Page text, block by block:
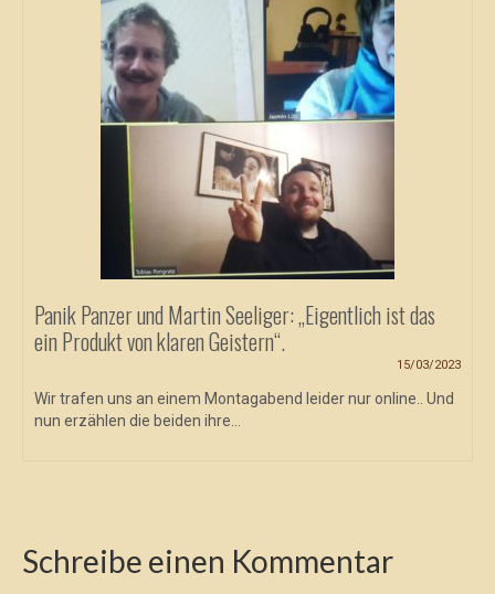
Panik Panzer und Martin Seeliger: „Eigentlich ist das
ein Produkt von klaren Geistern“.
15/03/2023
Wir trafen uns an einem Montagabend leider nur online.. Und
nun erzählen die beiden ihre...
Schreibe einen Kommentar